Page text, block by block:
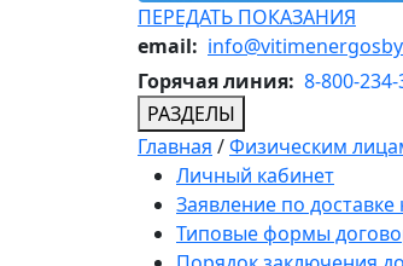
ПЕРЕДАТЬ ПОКАЗАНИЯ
email:
Горячая линия: 8-800-
РАЗДЕЛЫ
Главная /Физическим
Личный кабинет
Заявление по
Типовые формы